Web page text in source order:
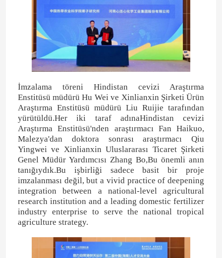
İmzalama töreni Hindistan cevizi Araştırma
Enstitüsü müdürü Hu Wei ve Xinlianxin Şirketi Ürün
Araştırma Enstitüsü müdürü Liu Ruijie tarafından
yürütüldü.Her iki taraf adınaHindistan cevizi
Araştırma Enstitüsü'nden araştırmacı Fan Haikuo,
Malezya'dan doktora sonrası araştırmacı Qiu
Yingwei ve Xinlianxin Uluslararası Ticaret Şirketi
Genel Müdür Yardımcısı Zhang Bo,Bu önemli anın
tanığıydık.Bu işbirliği sadece basit bir proje
imzalanması değil, but a vivid practice of deepening
integration between a national-level agricultural
research institution and a leading domestic fertilizer
industry enterprise to serve the national tropical
agriculture strategy.